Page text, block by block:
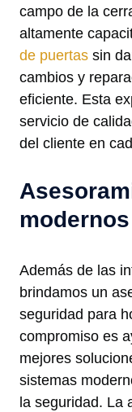
campo de la
altamente
de puertas sin
cambios y
eficiente. Esta
servicio de
del cliente en
Además de las
brindamos un
seguridad para
compromiso es
mejores
sistemas
la seguridad. La